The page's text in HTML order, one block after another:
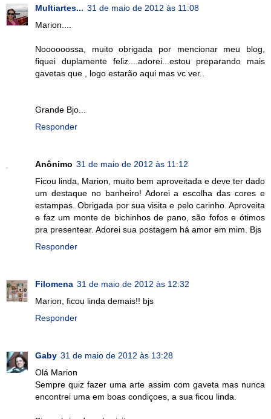
Multiartes... 31 de maio de 2012 às 11:08
Marion....
Noooooossa, muito obrigada por mencionar meu blog,
fiquei duplamente feliz....adorei...estou preparando mais
gavetas que , logo estarão aqui mas vc ver..
Grande Bjo...
Responder
Anônimo 31 de maio de 2012 às 11:12
Ficou linda, Marion, muito bem aproveitada e deve ter dado
um destaque no banheiro! Adorei a escolha das cores e
estampas. Obrigada por sua visita e pelo carinho. Aproveita
e faz um monte de bichinhos de pano, são fofos e ótimos
pra presentear. Adorei sua postagem há amor em mim. Bjs
Responder
Filomena 31 de maio de 2012 às 12:32
Marion, ficou linda demais!! bjs
Responder
Gaby 31 de maio de 2012 às 13:28
Olá Marion
Sempre quiz fazer uma arte assim com gaveta mas nunca
encontrei uma em boas condiçoes, a sua ficou linda.